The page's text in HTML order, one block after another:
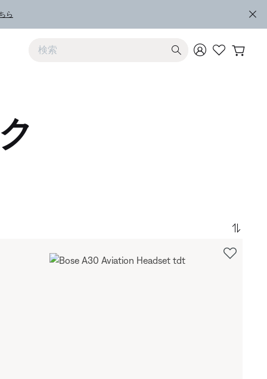
ら
上および下向きの矢印を使うと検索結果を確認できま